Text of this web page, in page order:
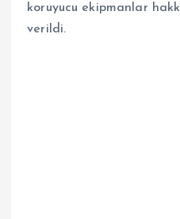
koruyucu ekipmanlar
verildi.